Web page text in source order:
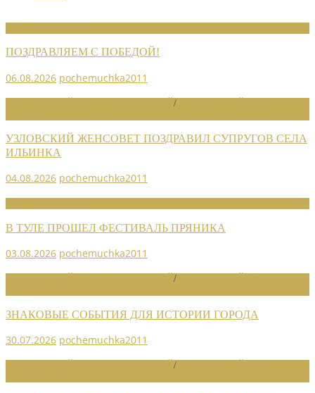
ПОЗДРАВЛЯЕМ С ПОБЕДОЙ!
06.08.2026 pochemuchka2011
/
УЗЛОВСКИЙ ЖЕНСОВЕТ ПОЗДРАВИЛ СУПРУГОВ СЕЛА
ИЛЬИНКА
04.08.2026 pochemuchka2011
В ТУЛЕ ПРОШЕЛ ФЕСТИВАЛЬ ПРЯНИКА
03.08.2026 pochemuchka2011
/
ЗНАКОВЫЕ СОБЫТИЯ ДЛЯ ИСТОРИИ ГОРОДА
30.07.2026 pochemuchka2011
/